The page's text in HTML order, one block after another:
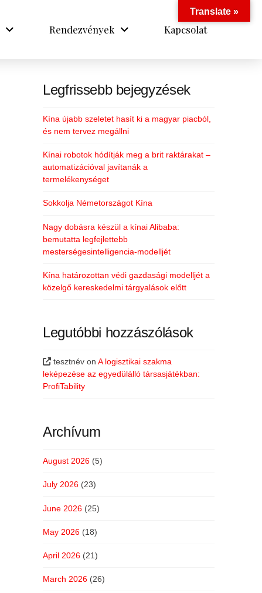
Rendezvények Kapcsolat
Legfrissebb bejegyzések
Kína újabb szeletet hasít ki a magyar piacból,
és nem tervez megállni
Kínai robotok hódítják meg a brit raktárakat –
automatizációval javítanák a
termelékenységet
Sokkolja Németországot Kína
Nagy dobásra készül a kínai Alibaba:
bemutatta legfejlettebb
mesterségesintelligencia-modelljét
Kína határozottan védi gazdasági modelljét a
közelgő kereskedelmi tárgyalások előtt
Legutóbbi hozzászólások
tesztnév onA logisztikai szakma
leképezése az egyedülálló társasjátékban:
ProfiTability
Archívum
August 2026 (5)
July 2026 (23)
June 2026 (25)
May 2026 (18)
April 2026 (21)
March 2026 (26)
Translate »